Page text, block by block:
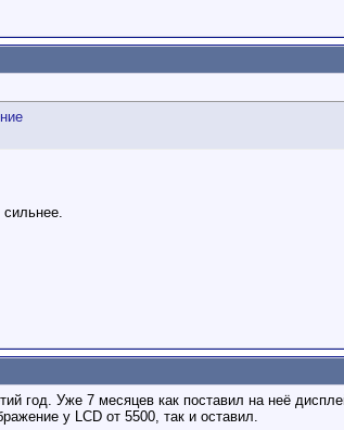
год. Уже 7 месяцев как поставил на неё
у LCD от 5500, так и оставил.